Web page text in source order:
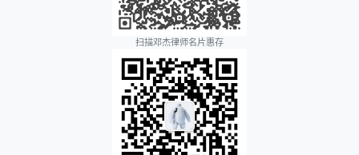
扫描邓杰律师名片惠存